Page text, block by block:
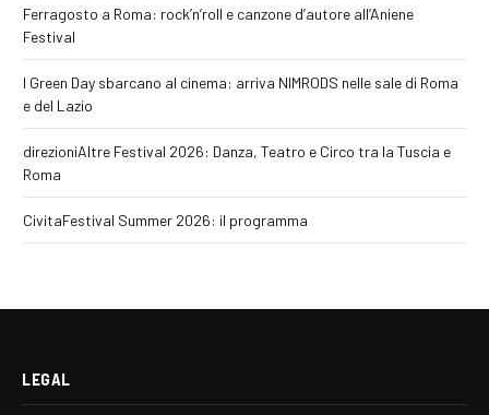
Ferragosto a Roma: rock’n’roll e canzone d’autore all’Aniene
Festival
I Green Day sbarcano al cinema: arriva NIMRODS nelle sale di Roma
e del Lazio
direzioniAltre Festival 2026: Danza, Teatro e Circo tra la Tuscia e
Roma
CivitaFestival Summer 2026: il programma
LEGAL